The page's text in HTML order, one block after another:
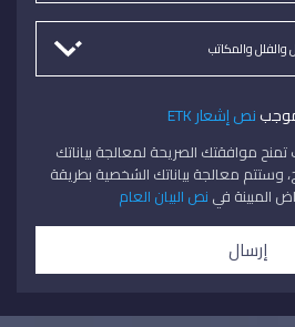
نص إشعار ETK
موافقتك الصريحة لمعالجة بياناتك
وستتم معالجة بياناتك الشخصية بطريقة
المبينة في نص البيان العام
إرسال